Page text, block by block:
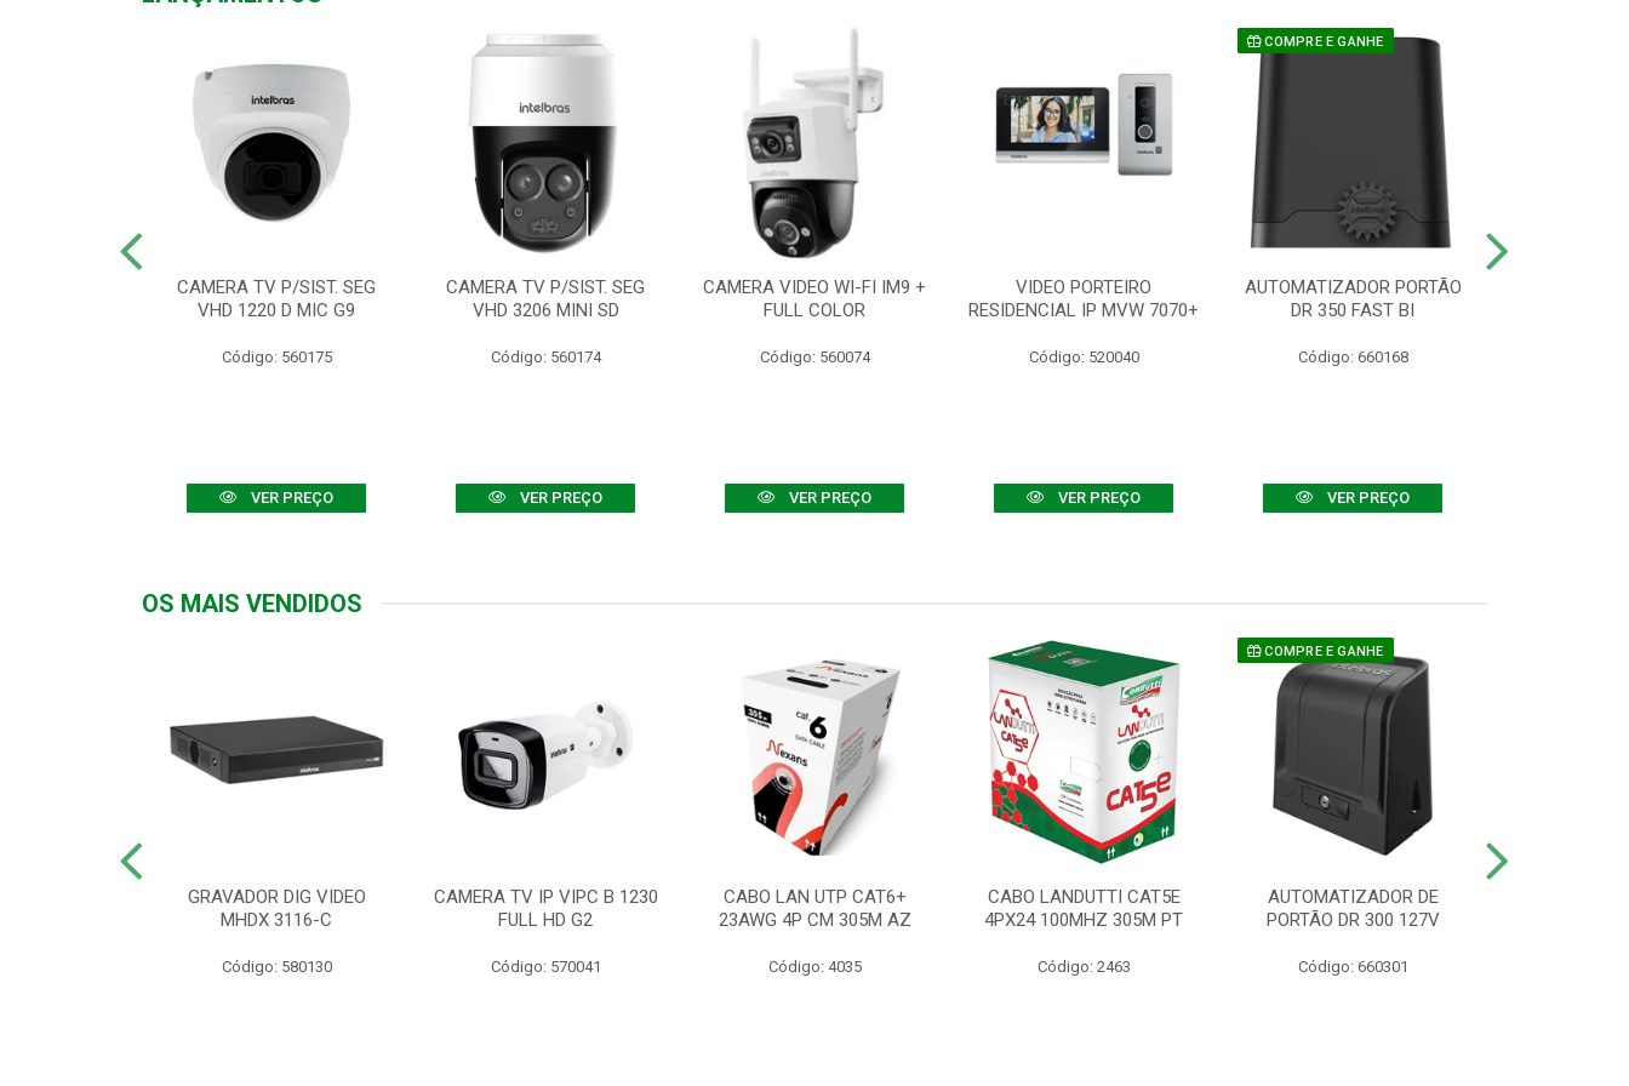
CAMERA TV P/SIST. SEG
VHD 1220 D MIC G9
Código: 560175
VER PREÇO
CAMERA TV P/SIST. SEG
VHD 3206 MINI SD
Código: 560174
VER PREÇO
CAMERA VIDEO WI-FI IM9 +
FULL COLOR
Código: 560074
VER PREÇO
VIDEO PORTEIRO
RESIDENCIAL IP MVW 7070+
Código: 520040
VER PREÇO
COMPRE E GANHE
AUTOMATIZADOR PORTÃO
DR 350 FAST BI
Código: 660168
VER PREÇO
OS MAIS VENDIDOS
GRAVADOR DIG VIDEO
MHDX 3116-C
Código: 580130
CAMERA TV IP VIPC B 1230
FULL HD G2
Código: 570041
CABO LAN UTP CAT6+
23AWG 4P CM 305M AZ
Código: 4035
CABO LANDUTTI CAT5E
4PX24 100MHZ 305M PT
Código: 2463
COMPRE E GANHE
AUTOMATIZADOR DE
PORTÃO DR 300 127V
Código: 660301